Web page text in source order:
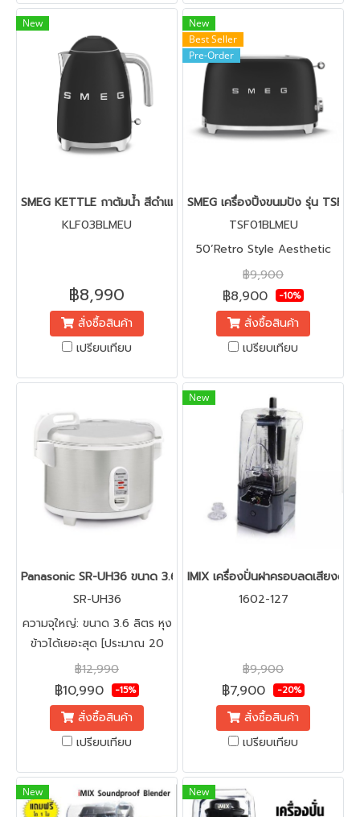
New
SMEG KETTLE กาต้มน้ำ สีดำแมทท์ รุ่น KLF03BLMEU
KLF03BLMEU
฿8,990
สั่งซื้อสินค้า
เปรียบเทียบ
New
Best Seller
Pre-Order
SMEG เครื่องปิ้งขนมปัง รุ่น
TSF01BLMEU
50’Retro Style Aesthetic
฿9,900
฿8,900 -10%
สั่งซื้อสินค้า
เปรียบเทียบ
Panasonic SR-UH36 ขนาด 3.6 ลิตร (หุงได้สูงสุด 20 จาน) สินค้าให
SR-UH36
ความจุใหญ่: ขนาด 3.6 ลิตร หุง
ข้าวได้เยอะสุด [ประมาณ 20
จาน] เหมาะสำหรับ ร้านอาหาร,
โรงอาหาร, โรงครัว | เครื่อง
ทนทาน: เป็นรุ่นที่เน้นต่อการใช้
งานหนักในเชิงพาณิชย์ | ระบบ
อุ่นทิพย์: มีระบบอุ่นอัตโนมัติ
฿12,990
฿10,990 -15%
สั่งซื้อสินค้า
เปรียบเทียบ
New
IMIX เครื่องปั่นฝาครอบลดเสียงดั
1602-127
฿9,900
฿7,900 -20%
สั่งซื้อสินค้า
เปรียบเทียบ
New New